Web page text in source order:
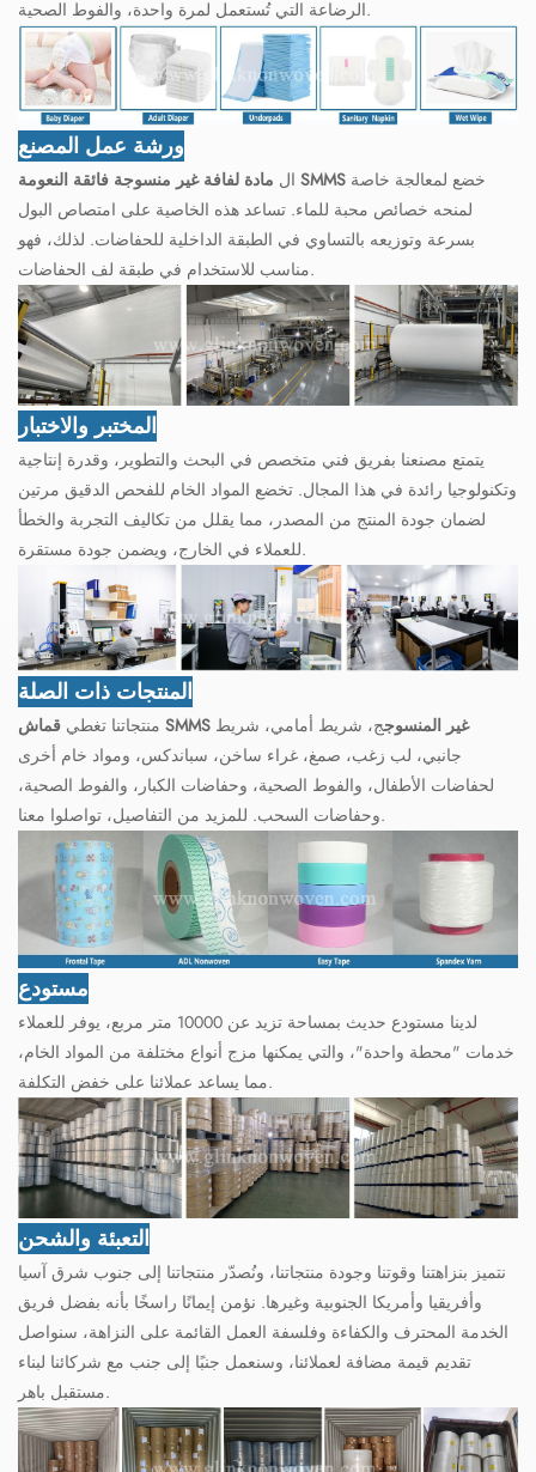
الرضاعة التي تُستعمل لمرة واحدة، والفوط الصحية.
ورشة عمل المصنع
ال مادة لفافة غير منسوجة فائقة النعومة SMMS خضع لمعالجة خاصة
لمنحه خصائص محبة للماء. تساعد هذه الخاصية على امتصاص البول
بسرعة وتوزيعه بالتساوي في الطبقة الداخلية للحفاضات. لذلك، فهو
مناسب للاستخدام في طبقة لف الحفاضات.
المختبر والاختبار
يتمتع مصنعنا بفريق فني متخصص في البحث والتطوير، وقدرة إنتاجية
وتكنولوجيا رائدة في هذا المجال. تخضع المواد الخام للفحص الدقيق مرتين
لضمان جودة المنتج من المصدر، مما يقلل من تكاليف التجربة والخطأ
للعملاء في الخارج، ويضمن جودة مستقرة.
المنتجات ذات الصلة
منتجاتنا تغطي قماش SMMS غير المنسوجج، شريط أمامي، شريط
جانبي، لب زغب، صمغ، غراء ساخن، سباندكس، ومواد خام أخرى
لحفاضات الأطفال، والفوط الصحية، وحفاضات الكبار، والفوط الصحية،
وحفاضات السحب. للمزيد من التفاصيل، تواصلوا معنا.
مستودع
لدينا مستودع حديث بمساحة تزيد عن 10000 متر مربع، يوفر للعملاء
خدمات "محطة واحدة"، والتي يمكنها مزج أنواع مختلفة من المواد الخام،
مما يساعد عملائنا على خفض التكلفة.
التعبئة والشحن
نتميز بنزاهتنا وقوتنا وجودة منتجاتنا، ونُصدّر منتجاتنا إلى جنوب شرق آسيا
وأفريقيا وأمريكا الجنوبية وغيرها. نؤمن إيمانًا راسخًا بأنه بفضل فريق
الخدمة المحترف والكفاءة وفلسفة العمل القائمة على النزاهة، سنواصل
تقديم قيمة مضافة لعملائنا، وسنعمل جنبًا إلى جنب مع شركائنا لبناء
مستقبل باهر.